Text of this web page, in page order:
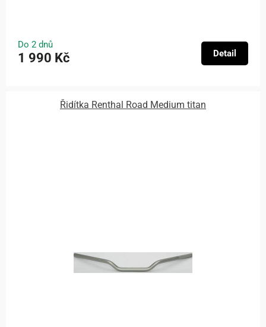
Do 2 dnů
1 990 Kč Detail
Řidítka Renthal Road Medium titan